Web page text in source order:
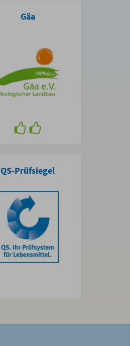
Gäa
QS-Prüfsiegel